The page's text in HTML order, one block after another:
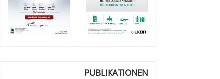
PUBLIKATIONEN